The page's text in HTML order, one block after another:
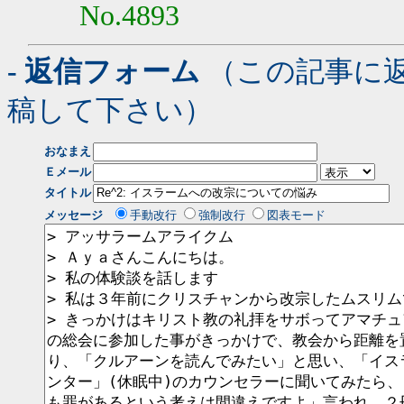
No.4893
- 返信フォーム （この記事に
稿して下さい）
おなまえ
Ｅメール
タイトル
メッセージ
手動改行 強制改行 図表モード